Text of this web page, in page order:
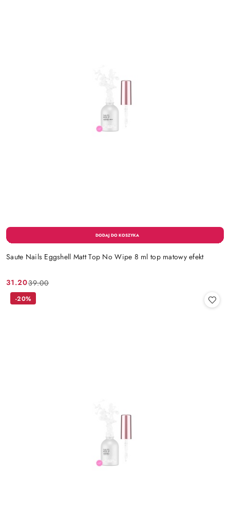
Saute Nails Eggshell Matt Top No Wipe 8 ml top matowy efekt
Cena
promocyjna:
31.20
Cena
przed
39.00
-20%